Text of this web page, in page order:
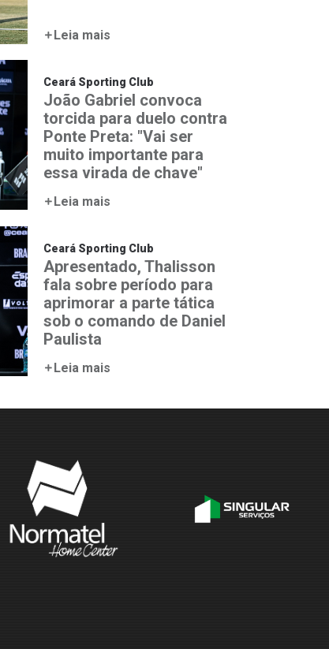
Leia mais
Ceará Sporting Club
João Gabriel convoca
torcida para duelo contra
Ponte Preta: "Vai ser
muito importante para
essa virada de chave"
Leia mais
Ceará Sporting Club
Apresentado, Thalisson
fala sobre período para
aprimorar a parte tática
sob o comando de Daniel
Paulista
Leia mais